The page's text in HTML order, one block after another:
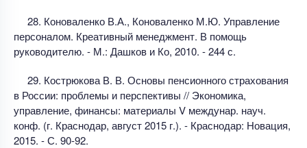
28. Коноваленко В.А., Коноваленко М.Ю. Управление
персоналом. Креативный менеджмент. В помощь
руководителю. - М.: Дашков и Ко, 2010. - 244 с.
29. Кострюкова В. В. Основы пенсионного страхования
в России: проблемы и перспективы // Экономика,
управление, финансы: материалы V междунар. науч.
конф. (г. Краснодар, август 2015 г.). - Краснодар: Новация,
2015. - С. 90-92.